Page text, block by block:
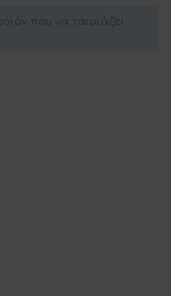
που να ταιριάζει